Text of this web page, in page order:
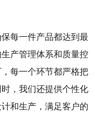
每一件产品都达到最
产管理体系和质量控
每一个环节都严格把
，我们还提供个性化
和生产，满足客户的